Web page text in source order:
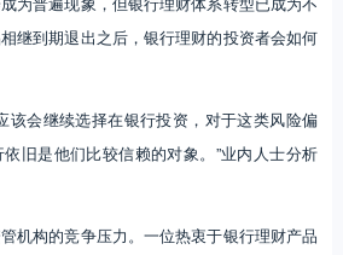
继到期退出之后，银行理财的投资者会如何
该会继续选择在银行投资，对于这类风险偏
旧是他们比较信赖的对象。”业内人士分析
机构的竞争压力。一位热衷于银行理财产品